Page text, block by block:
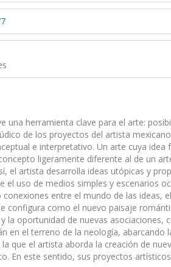
una herramienta clave para el arte:
de los proyectos del artista
e interpretativo. Un arte cuya
ligeramente diferente al de un
el artista desarrolla ideas utópicas y
el uso de medios simples y escenarios
entre el mundo de las ideas,
configura como el nuevo paisaje
la oportunidad de nuevas
en el terreno de la neología,
que el artista aborda la creación de
En este sentido, sus proyectos